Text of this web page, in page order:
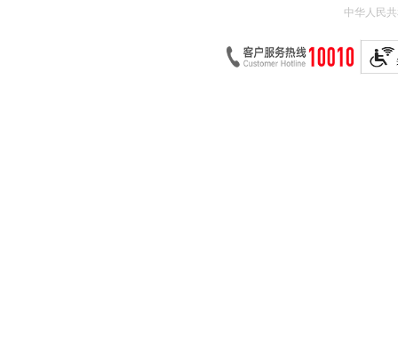
中华人民